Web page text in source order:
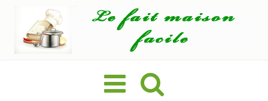
Basculer
la
navigation